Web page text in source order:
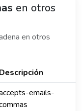
en otros
en otros
Descripción
emails-